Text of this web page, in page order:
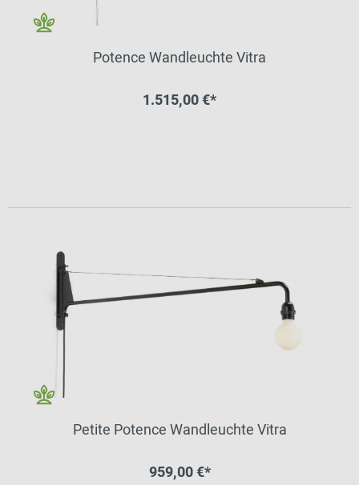
Potence Wandleuchte Vitra
1.515,00 €*
Petite Potence Wandleuchte Vitra
959,00 €*